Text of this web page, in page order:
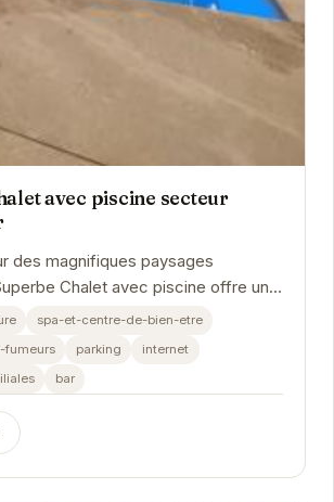
avec piscine secteur
des magnifiques paysages
Chalet avec piscine offre un
les voyageurs en quête de...
spa-et-centre-de-bien-etre
fumeurs
parking
internet
bar